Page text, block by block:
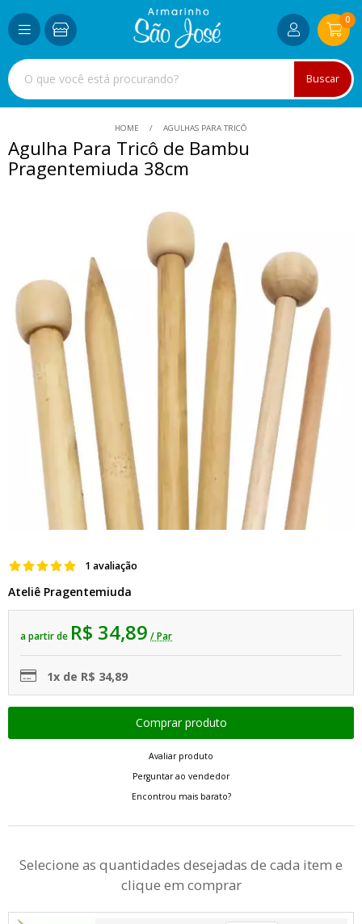
Buscar
0
HOME AGULHAS PARA TRICÔ
Agulha Para Tricô de Bambu
Pragentemiuda 38cm
1 avaliação
Ateliê Pragentemiuda
a partir de R$ 34,89 / Par
1x de R$ 34,89
Avaliar produto
Perguntar ao vendedor
Encontrou mais barato?
Selecione as quantidades desejadas de cada item e
clique em comprar